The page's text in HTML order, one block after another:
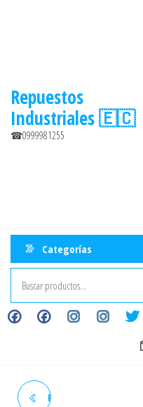
Repuestos
Industriales 🇪🇨
☎0999981255
Categorías
RIELLO RL44 TL 13GPH / 1 /